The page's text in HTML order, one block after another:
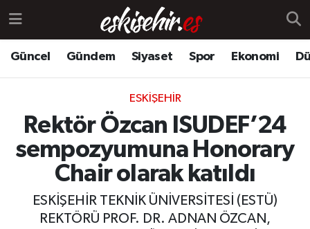
Güncel Gündem Siyaset Spor Ekonomi
ESKIŞEHIR
Rektör Özcan ISUDEF’24
sempozyumuna Honorary
Chair olarak katıldı
ESKİŞEHİR TEKNİK ÜNİVERSİTESİ (ESTÜ)
REKTÖRÜ PROF. DR. ADNAN ÖZCAN,